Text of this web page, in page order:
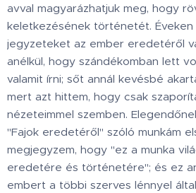
avval magyarázhatjuk meg, hogy
keletkezésének történetét.
jegyzeteket az ember eredetéről
anélkül, hogy szándékomban lett
valamit írni; sőt annál kevésbé
mert azt hittem, hogy csak
nézeteimmel szemben.
"Fajok eredetéről" szóló munkám
megjegyzem, hogy "ez a munka
eredetére és történetére"; és ez
embert a többi szerves lénnyel